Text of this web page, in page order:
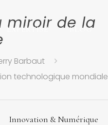
EXPERTISE BLOG
miroir de la
Barbaut
technologique mondiale
Innovation & Numérique